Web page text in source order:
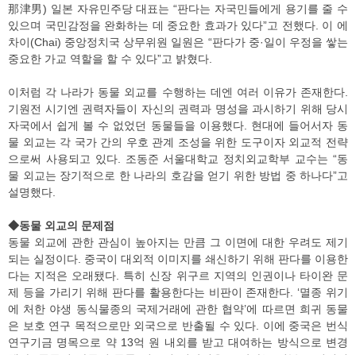
那津男) 일본 자유민주당 대표는 “판다는 자국민들에게 용기를 줄 수
있으며 국민감정을 완화하는 데 중요한 효과가 있다”고 전했다. 이 에
차이(Chai) 중앙정치국 상무위원 일원은 “판다가 중·일이 우정을 쌓는
중요한 가교 역할을 할 수 있다”고 밝혔다.
이처럼 각 나라가 동물 외교를 수행하는 데엔 여러 이유가 존재한다.
기원전 시기엔 권력자들이 자신의 권력과 명성을 과시하기 위해 당시
자국에서 쉽게 볼 수 없었던 동물들을 이용했다. 현대에 들어서자 동
물 외교는 각 국가 간의 우호 관계 조성을 위한 도구이자 외교적 전략
으로써 사용되고 있다. 조동준 서울대학교 정치외교학부 교수는 “동
물 외교는 장기적으로 한 나라의 호감을 얻기 위한 방법 중 하나다”고
설명했다.
◆동물 외교의 문제점
동물 외교에 관한 관심이 높아지는 만큼 그 이면에 대한 우려도 제기
되는 실정이다. 중국이 대외적 이미지를 쇄신하기 위해 판다를 이용한
다는 지적은 오래됐다. 특히 신장 위구르 지역의 인권이나 타이완 문
제 등을 가리기 위해 판다를 활용한다는 비판이 존재한다. ‘멸종 위기
에 처한 야생 동식물종의 국제거래에 관한 협약’에 따르면 희귀 동물
은 보호 연구 목적으로만 외국으로 반출될 수 있다. 이에 중국은 번식
연구기금 명목으로 약 13억 원 내외를 받고 대여하는 방식으로 변경